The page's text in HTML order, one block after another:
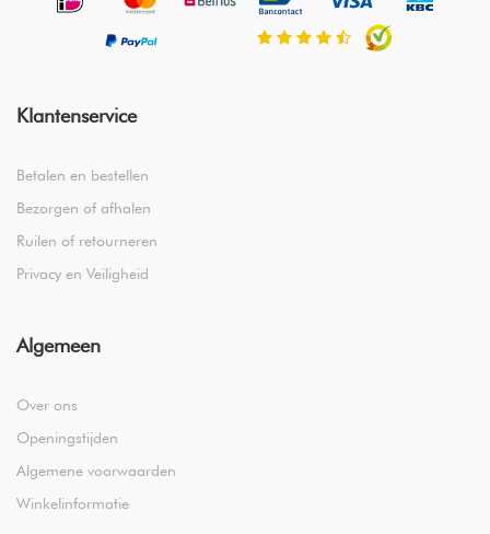
Klantenservice
Betalen en bestellen
Bezorgen of afhalen
Ruilen of retourneren
Privacy en Veiligheid
Algemeen
Over ons
Openingstijden
Algemene voorwaarden
Winkelinformatie